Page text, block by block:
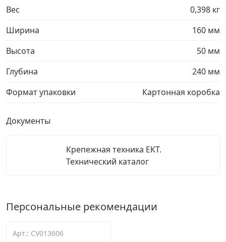
Скобяные изделия и мебельная фурнитура ›
Вес
0,398 кг
Ширина
160 мм
Высота
50 мм
Глубина
240 мм
Формат упаковки
Картонная коробка
Документы
Крепежная техника ЕКТ.
Технический каталог
Персональные рекомендации
Арт.: CV013606